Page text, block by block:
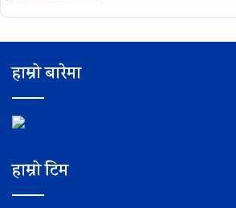
हाम्रो बारेमा
हाम्रो टिम